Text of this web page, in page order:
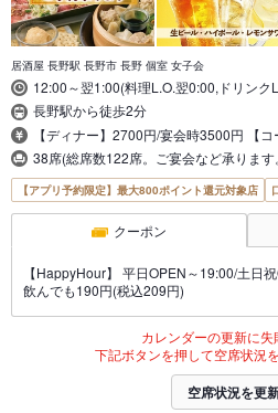
居酒屋 長野駅 長野市 長野 個室 女子会
12:00～翌1:00(料理L.O.翌0:00,ドリンク
長野駅から徒歩2分
【ディナー】2700円/宴会時3500円 【
38席(総席数122席。ご宴会など承ります
【アプリ予約限定】最大800ポイント還元対象店
クーポン
【HappyHour】 平日OPEN～19:00/土日
飲んでも190円(税込209円)
カレンダーの更新に失
下記ボタンを押して空席状況
空席状況を更